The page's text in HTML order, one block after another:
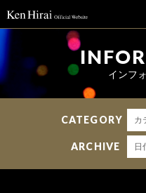
INFORMATION
DISCOGRAPHY
インフ
CATEGORY カ
ARCHIVE 日